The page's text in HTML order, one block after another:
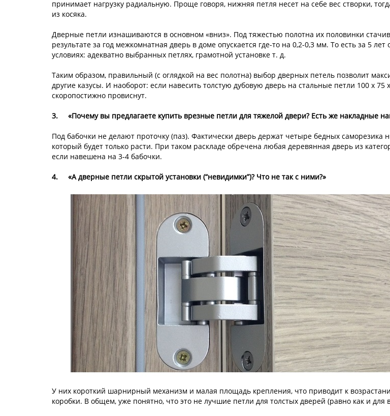
принимает нагрузку радиальную. Проще говоря, нижняя петля несет на себе вес створки,
из косяка.
Дверные петли изнашиваются в основном «вниз». Под тяжестью полотна их половинки
результате за год межкомнатная дверь в доме опускается где-то на 0,2-0,3 мм. То есть за 5
условиях: адекватно выбранных петлях, грамотной установке т. д.
Таким образом, правильный (с оглядкой на вес полотна) выбор дверных петель позволит
другие казусы. И наоборот: если навесить толстую дубовую дверь на стальные петли 100 x
скоропостижно провиснут.
3. «Почему вы предлагаете купить врезные петли для тяжелой двери? Есть же накладные
Под бабочки не делают проточку (паз). Фактически дверь держат четыре бедных саморезика
который будет только расти. При таком раскладе обречена любая деревянная дверь из
если навешена на 3-4 бабочки.
4. «А дверные петли скрытой установки (“невидимки”)? Что не так с ними?»
У них короткий шарнирный механизм и малая площадь крепления, что приводит к
коробки. В общем, уже понятно, что это не лучшие петли для толстых дверей (равно как и для